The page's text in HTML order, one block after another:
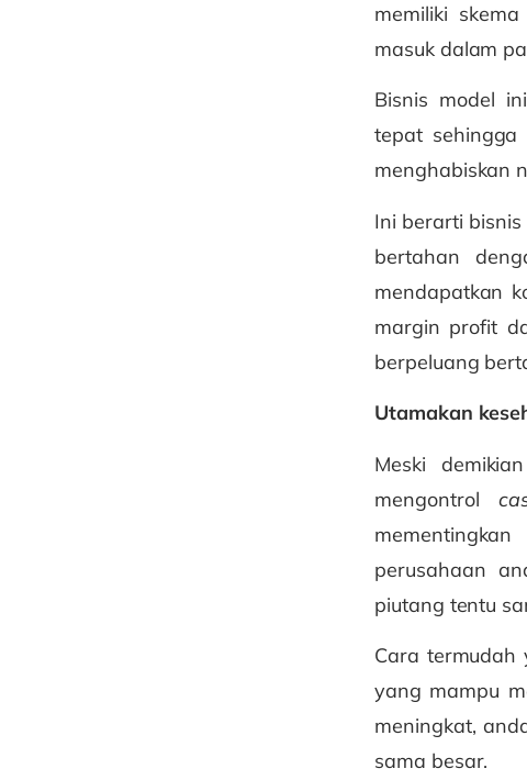
memiliki skema
masuk dalam
Bisnis model
tepat
menghabiskan
Ini berarti
bertahan
mendapatkan
margin profit
berpeluang
Utamakan
Meski
mengontrol
perusahaan
piutang tentu
Cara termudah
yang mampu
meningkat,
sama besar.